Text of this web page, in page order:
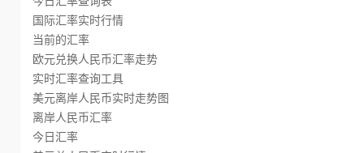
国际汇率实时行情
当前的汇率
欧元兑换人民币汇率走势
实时汇率查询工具
美元离岸人民币实时走势图
离岸人民币汇率
今日汇率